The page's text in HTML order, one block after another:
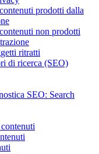
prodotti dalla
non prodotti
ritratti
di ricerca (SEO)
SEO: Search